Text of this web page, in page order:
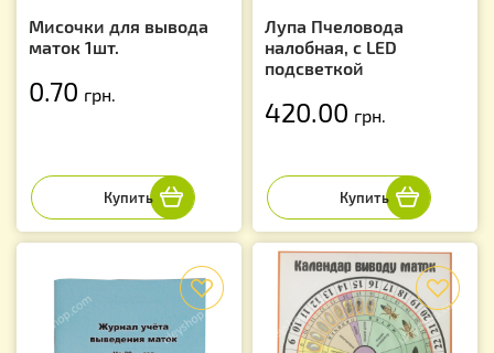
Мисочки для вывода
маток 1шт.
0.70 грн.
Лупа Пчеловода
налобная, с LED
подсветкой
420.00 грн.